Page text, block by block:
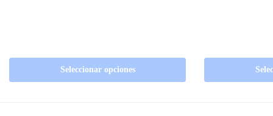
Seleccionar opciones